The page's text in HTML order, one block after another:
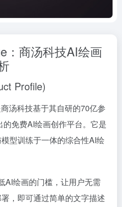
：商汤科技AI绘画
Profile)
汤科技基于其自研的70亿参
免费AI绘画创作平台。它是
型训练于一体的综合性AI绘
AI绘画的门槛，让用户无需
，即可通过简单的文字描述